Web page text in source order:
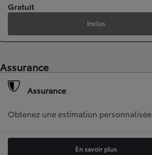
Gratuit
Inclus
Assurance
Assurance
Obtenez une estimation personnalisée
En savoir plus